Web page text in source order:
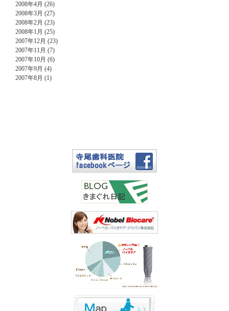
2008年4月 (26)
2008年3月 (27)
2008年2月 (23)
2008年1月 (25)
2007年12月 (23)
2007年11月 (7)
2007年10月 (6)
2007年9月 (4)
2007年8月 (1)